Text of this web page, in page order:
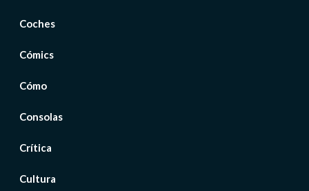
Coches
Cómics
Cómo
Consolas
Crítica
Cultura